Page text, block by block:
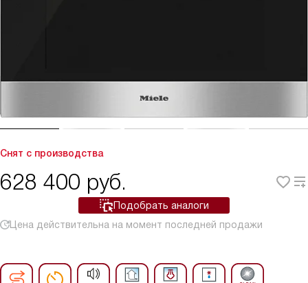
Снят с производства
628 400 руб.
Подобрать аналоги
Цена действительна на момент последней продажи